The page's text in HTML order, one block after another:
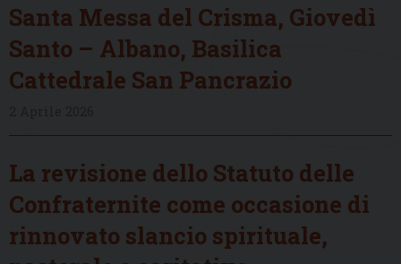
Santa Messa del Crisma, Giovedì
Santo – Albano, Basilica
Cattedrale San Pancrazio
La revisione dello Statuto delle
Confraternite come occasione di
rinnovato slancio spirituale,